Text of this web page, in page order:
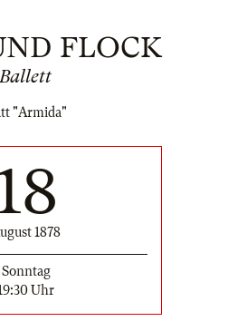
FLOCK
Ballett
"Armida"
1878
Sonntag
Uhr